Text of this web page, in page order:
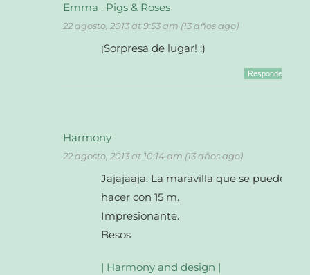
Emma . Pigs & Roses
22 agosto, 2013 at 9:53 am (13 años ago)
¡Sorpresa de lugar! :)
Responder
Harmony
22 agosto, 2013 at 10:14 am (13 años ago)
Jajajaaja. La maravilla que se puede
hacer con 15 m.
Impresionante.
Besos
| Harmony and design |